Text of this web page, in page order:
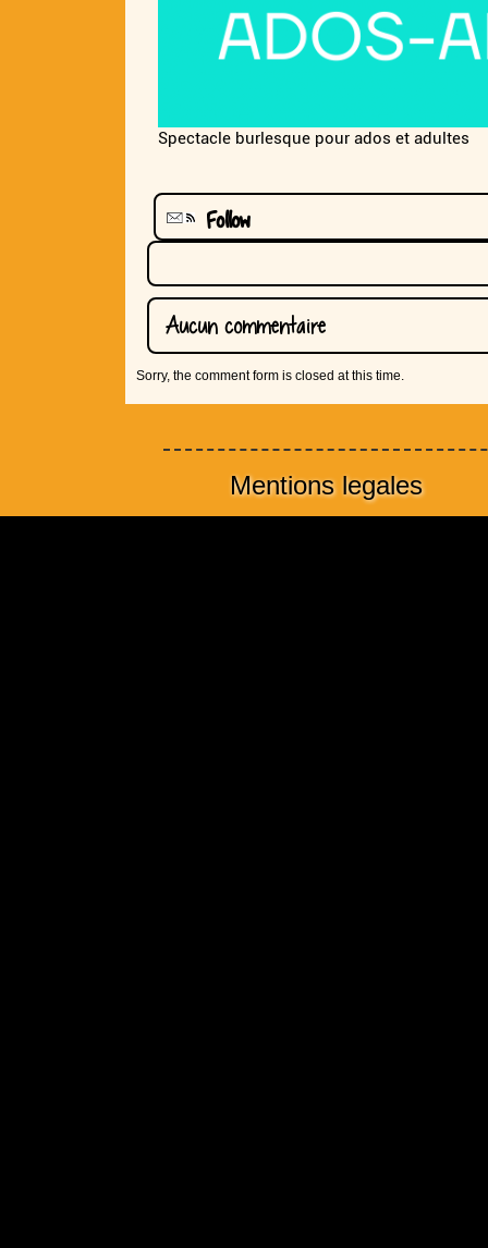
Spectacle burlesque pour ados et adultes
Follow
Aucun commentaire
Sorry, the comment form is closed at this time.
Mentions legales